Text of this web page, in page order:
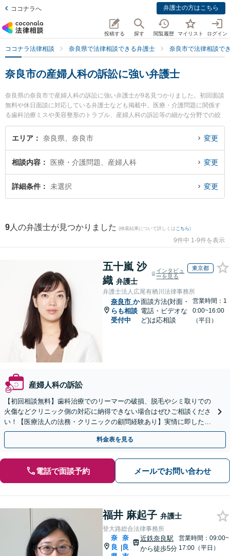
ココナラへ 弁護士の方はこちら
投稿する 探す 閲覧履歴 マイリスト ログイン
ココナラ法律相談 奈良県で法律相談できる弁護士 奈良市で法律相談で
奈良市の産婦人科の訴訟に強い弁護士
奈良県の奈良市で産婦人科の訴訟に強い弁護士が9名見つかりました。初回面談
無料や休日面談に対応している弁護士なども掲載中。医療・介護問題に関係す
る歯科治療ミスや美容整形のトラブル、産婦人科の訴訟等の細かな分野での絞
り込み検索もでき便利です。特に登大路総合法律事務所の福井 麻起子弁護士や
登大路総合法律事務所の瀧口 勇弁護士、西奈良法律事務所の中村 匡志弁護士の
い』『産婦人科の訴訟のトラブル解決の実績豊富な近くの弁護士を検索した
い』『初回相談無料で産婦人科の訴訟を法律相談できる奈良市内の弁護士に相
談予約したい』などでお困りの相談者さんにおすすめです。
エリア 奈良県、奈良市 変更
相談内容 医療・介護問題、産婦人科 変更
詳細条件 未選択 変更
9 人の弁護士が見つかりました (検索結果について詳しくは こちら)
9件中 1-9件を表示
五十嵐 沙
織 弁護士
インタビュ
ーを見る
東京都
弁護士法人広尾有栖川法律事務所
奈良市 か
らも相談
受付中
面談方法(対面・
電話・ビデオな
ど)は応相談
営業時間：1
0:00~16:00
（平日）
産婦人科の訴訟
【初回相談無料】歯科治療でのリーマーの破損、脱毛やシミ取りでの
火傷などクリニック側の対応に納得できない場合はぜひご相談くださ
い！【医療法人の法務・クリニックの顧問経験あり】実情に即したア
ドバイスで、納得のできるトラブルの解決を目指します。
料金表を見る
電話で面談予約 メールでお問い合わせ
福井 麻起子 弁護士
登大路総合法律事務所
奈
良 |
奈
良
近鉄奈良駅
から徒歩5分
営業時間：09:00~
17:00（平日）